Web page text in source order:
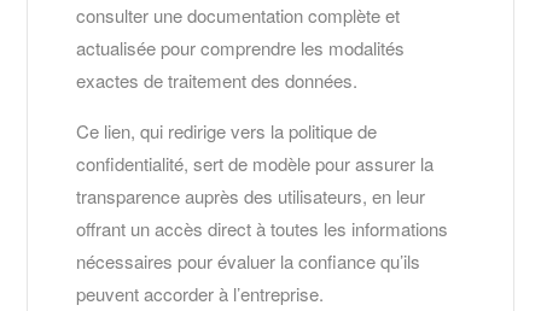
consulter une documentation complète et
actualisée pour comprendre les modalités
exactes de traitement des données.
Ce lien, qui redirige vers la politique de
confidentialité, sert de modèle pour assurer la
transparence auprès des utilisateurs, en leur
offrant un accès direct à toutes les informations
nécessaires pour évaluer la confiance qu’ils
peuvent accorder à l’entreprise.